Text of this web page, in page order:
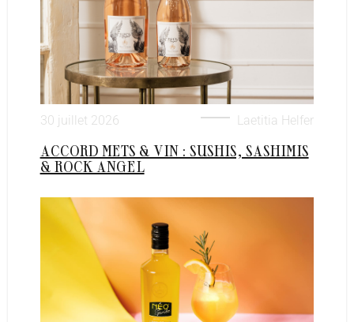
30 juillet 2026 Laetitia Helfer
ACCORD METS & VIN : SUSHIS, SASHIMIS
& ROCK ANGEL